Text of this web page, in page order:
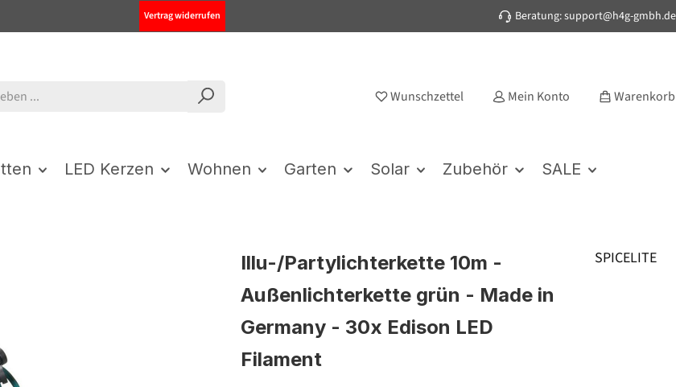
Vertrag widerrufen Beratung: support@h4g-gmbh.de
Wunschzettel Mein Konto Warenkorb
LED Kerzen Wohnen Garten Solar Zubehör SALE
Illu-/Partylichterkette 10m -
Außenlichterkette grün - Made in
Germany - 30x Edison LED
Filament
SPICELITE